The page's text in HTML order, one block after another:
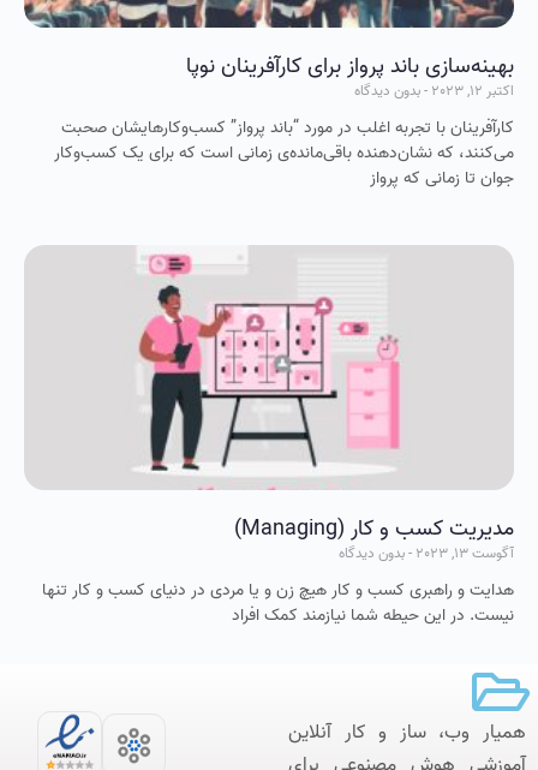
بهینه‌سازی باند پرواز برای کارآفرینان نوپا
اکتبر 12, 2023 بدون دیدگاه
کارآفرینان با تجربه اغلب در مورد “باند پرواز” کسب‌وکارهایشان صحبت
می‌کنند، که نشان‌دهنده باقی‌مانده‌ی زمانی است که برای یک کسب‌وکار
جوان تا زمانی که پرواز
مديريت کسب و کار (Managing)
آگوست 13, 2023 بدون دیدگاه
هدايت و راهبرى کسب و کار هيچ زن و يا مردى در دنياى کسب و کار تنها
نيست. در اين حيطه شما نيازمند کمک افراد
همیار وب، ساز و کار آنلاین‌